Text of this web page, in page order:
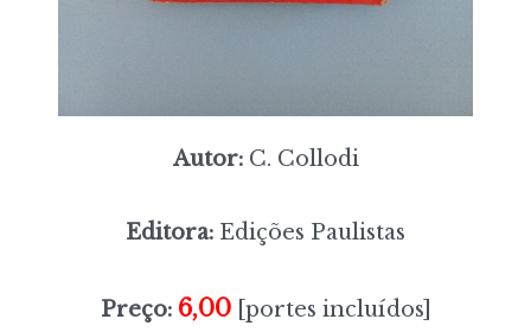
Autor:C. Collodi
Editora: Edições Paulistas
Preço: 6,00[portes incluídos]